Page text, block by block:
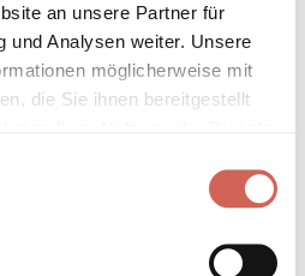
an unsere Partner für
und Analysen weiter. Unsere
möglicherweise mit
die Sie ihnen bereitgestellt
und Hinweise